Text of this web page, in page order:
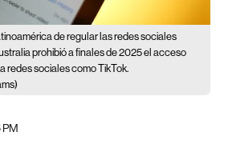
de regular las redes sociales
prohibió a finales de 2025 el acceso
redes sociales como TikTok.
PM